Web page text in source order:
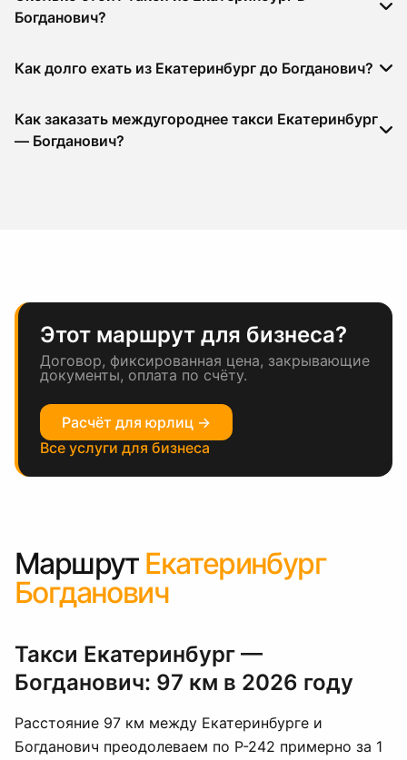
Богданович?
Как долго ехать из Екатеринбург до Богданович?
Как заказать междугороднее такси Екатеринбург
— Богданович?
Этот маршрут для бизнеса?
Договор, фиксированная цена, закрывающие
документы, оплата по счёту.
Расчёт для юрлиц →
Все услуги для бизнеса
Маршрут Екатеринбург
Богданович
Такси Екатеринбург —
Богданович: 97 км в 2026 году
Расстояние 97 км между Екатеринбурге и
Богданович преодолеваем по Р-242 примерно за 1